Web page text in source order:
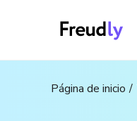
Página de inicio